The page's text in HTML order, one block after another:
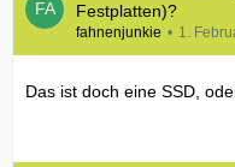
Festplatten)?
fahnenjunkie 1.
Das ist doch eine SSD,